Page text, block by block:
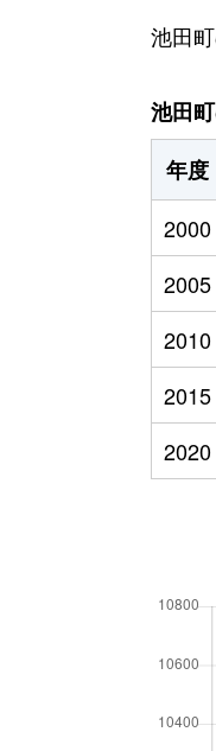
池田
池田
年度
2000
2005
2010
2015
2020